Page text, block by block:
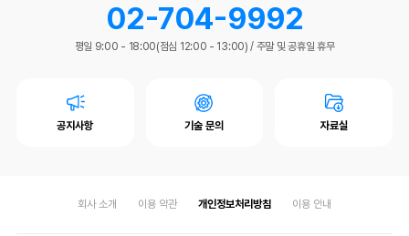
02-704-9992
평일 9:00 - 18:00(점심 12:00 - 13:00) / 주말 및 공휴일 휴무
공지사항 기술 문의 자료실
회사 소개 이용 약관 개인정보처리방침 이용 안내